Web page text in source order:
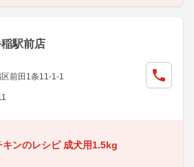
駅前店
前田1条11-1-1
キンのレシピ 成犬用1.5kg